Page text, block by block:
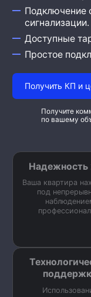
Подключение
сигнализации.
Доступные
Простое
Получить КП и
Получите
по вашему
Надежность
Ваша квартира
под